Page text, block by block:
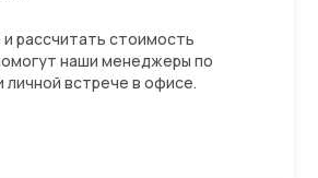
рассчитать стоимость
наши менеджеры по
личной встрече в офисе.